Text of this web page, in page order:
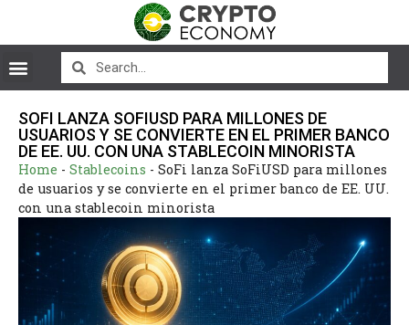
SOFI LANZA SOFIUSD PARA MILLONES DE
USUARIOS Y SE CONVIERTE EN EL PRIMER BANCO
DE EE. UU. CON UNA STABLECOIN MINORISTA
Home - Stablecoins - SoFi lanza SoFiUSD para millones
de usuarios y se convierte en el primer banco de EE. UU.
con una stablecoin minorista